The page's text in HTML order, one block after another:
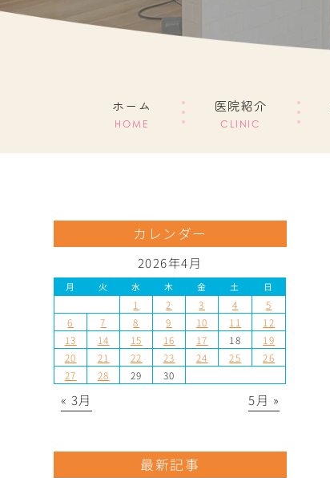
ホーム
HOME
医院紹介
CLINIC
カレンダー
2026年4月
月 火 水 木 金 土 日
1 2 3 4
5
6
7 8 9 10 11
12
13
14 15 16 17 18
19
20
21 22 23 24 25
26
27
28 29 30
« 3月 5月 »
最新記事